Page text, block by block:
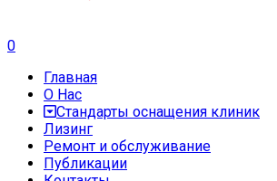
0
Главная
О Нас
Стандарты оснащения клиник
Лизинг
Ремонт и обслуживание
Публикации